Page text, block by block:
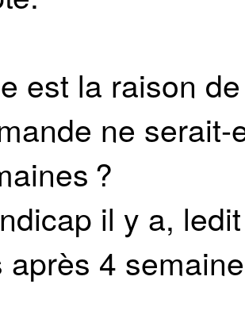
est la raison
ne
?
il y a,
après 4